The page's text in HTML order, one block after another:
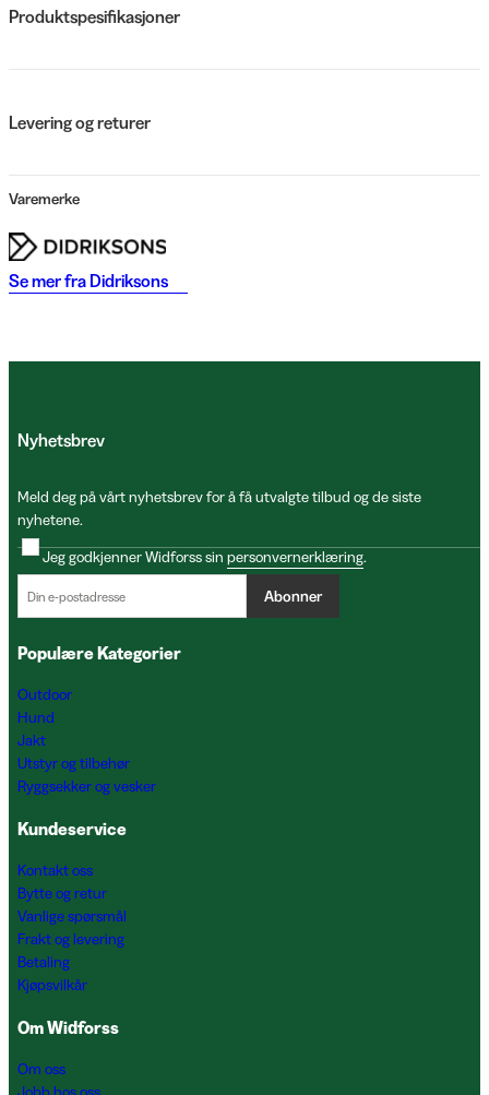
Produktspesifikasjoner
Levering og returer
Varemerke
Se mer fra Didriksons
Nyhetsbrev
Meld deg på vårt nyhetsbrev for å få utvalgte tilbud og de siste
nyhetene.
Jeg godkjenner Widforss sin personvernerklæring.
Abonner
Populære Kategorier
Outdoor
Hund
Jakt
Utstyr og tilbehør
Ryggsekker og vesker
Kundeservice
Kontakt oss
Bytte og retur
Vanlige spørsmål
Frakt og levering
Betaling
Kjøpsvilkår
Om Widforss
Om oss